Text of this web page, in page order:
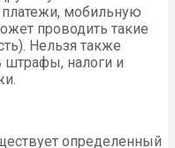
мобильную
проводить такие
Нельзя также
штрафы, налоги и
определенный